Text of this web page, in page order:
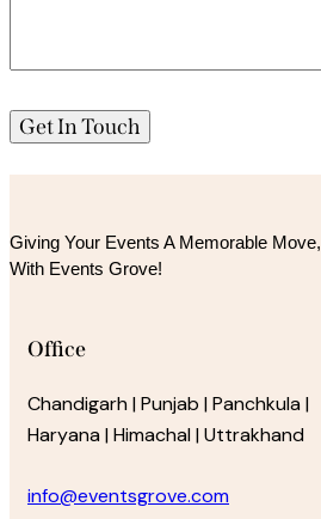
Giving Your Events A Memorable Move,
With Events Grove!
Office
Chandigarh | Punjab | Panchkula |
Haryana | Himachal | Uttrakhand
info@eventsgrove.com